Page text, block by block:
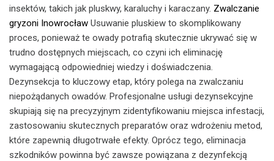
insektów, takich jak pluskwy, karaluchy i karaczany. Zwalczanie
gryzoni Inowrocław Usuwanie pluskiew to skomplikowany
proces, ponieważ te owady potrafią skutecznie ukrywać się w
trudno dostępnych miejscach, co czyni ich eliminację
wymagającą odpowiedniej wiedzy i doświadczenia.
Dezynsekcja to kluczowy etap, który polega na zwalczaniu
niepożądanych owadów. Profesjonalne usługi dezynsekcyjne
skupiają się na precyzyjnym zidentyfikowaniu miejsca infestacji,
zastosowaniu skutecznych preparatów oraz wdrożeniu metod,
które zapewnią długotrwałe efekty. Oprócz tego, eliminacja
szkodników powinna być zawsze powiązana z dezynfekcją